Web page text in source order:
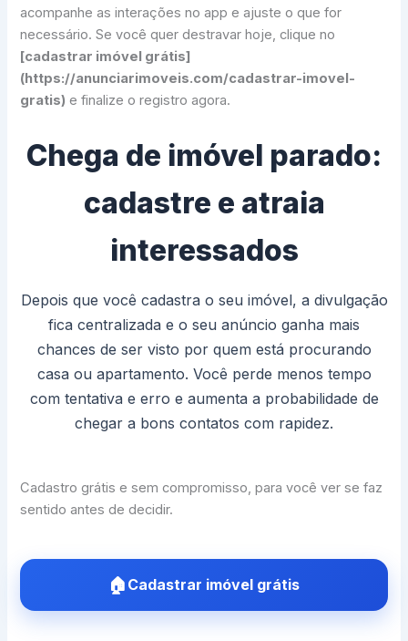
acompanhe as interações no app e ajuste o que for
necessário. Se você quer destravar hoje, clique no
[cadastrar imóvel grátis]
(https://anunciarimoveis.com/cadastrar-imovel-
gratis) e finalize o registro agora.
Chega de imóvel parado:
cadastre e atraia
interessados
Depois que você cadastra o seu imóvel, a divulgação
fica centralizada e o seu anúncio ganha mais
chances de ser visto por quem está procurando
casa ou apartamento. Você perde menos tempo
com tentativa e erro e aumenta a probabilidade de
chegar a bons contatos com rapidez.
Cadastro grátis e sem compromisso, para você ver se faz
sentido antes de decidir.
Cadastrar imóvel grátis